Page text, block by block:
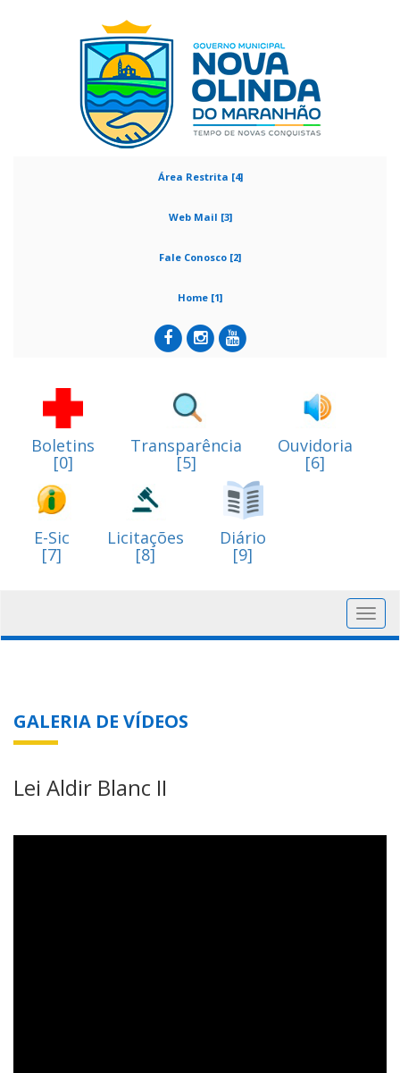
Área Restrita [4]
Web Mail [3]
Fale Conosco [2]
Home [1]
Boletins
[0]
Transparência
[5]
Ouvidoria
[6]
E-Sic
[7]
Licitações
[8]
Diário
[9]
GALERIA DE VÍDEOS
Lei Aldir Blanc II